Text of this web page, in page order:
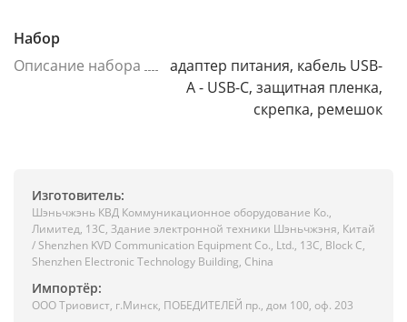
Набор
Описание набора
адаптер питания, кабель USB-
A - USB-C, защитная пленка,
скрепка, ремешок
Изготовитель:
Шэньчжэнь КВД Коммуникационное оборудование Ко.,
Лимитед, 13C, Здание электронной техники Шэньчжэня, Китай
/ Shenzhen KVD Communication Equipment Co., Ltd., 13C, Block C,
Shenzhen Electronic Technology Building, China
Импортёр:
ООО Триовист, г.Минск, ПОБЕДИТЕЛЕЙ пр., дом 100, оф. 203